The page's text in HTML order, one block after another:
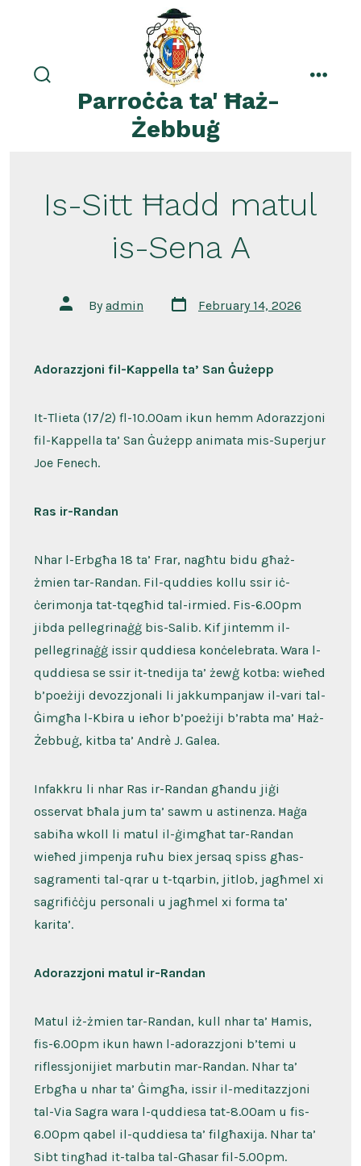
search
toggleParroċċa ta' Ħaż-
Żebbuġ
Is-Sitt Ħadd matul
is-Sena A
Post
author
Byadmin
Post
date
February 14, 2026
Adorazzjoni fil-Kappella ta’ San Ġużepp
It-Tlieta (17/2) fl-10.00am ikun hemm Adorazzjoni
fil-Kappella ta’ San Ġużepp animata mis-Superjur
Joe Fenech.
Ras ir-Randan
Nhar l-Erbgħa 18 ta’ Frar, nagħtu bidu għaż-
żmien tar-Randan. Fil-quddies kollu ssir iċ-
ċerimonja tat-tqegħid tal-irmied. Fis-6.00pm
jibda pellegrinaġġ bis-Salib. Kif jintemm il-
pellegrinaġġ issir quddiesa konċelebrata. Wara l-
quddiesa se ssir it-tnedija ta’ żewġ kotba: wieħed
b’poeżiji devozzjonali li jakkumpanjaw il-vari tal-
Ġimgħa l-Kbira u ieħor b’poeżiji b’rabta ma’ Ħaż-
Żebbuġ, kitba ta’ Andrè J. Galea.
Infakkru li nhar Ras ir-Randan għandu jiġi
osservat bħala jum ta’ sawm u astinenza. Ħaġa
sabiħa wkoll li matul il-ġimgħat tar-Randan
wieħed jimpenja ruħu biex jersaq spiss għas-
sagramenti tal-qrar u t-tqarbin, jitlob, jagħmel xi
sagrifiċċju personali u jagħmel xi forma ta’
karita’.
Adorazzjoni matul ir-Randan
Matul iż-żmien tar-Randan, kull nhar ta’ Ħamis,
fis-6.00pm ikun hawn l-adorazzjoni b’temi u
riflessjonijiet marbutin mar-Randan. Nhar ta’
Erbgħa u nhar ta’ Ġimgħa, issir il-meditazzjoni
tal-Via Sagra wara l-quddiesa tat-8.00am u fis-
6.00pm qabel il-quddiesa ta’ filgħaxija. Nhar ta’
Sibt tingħad it-talba tal-Għasar fil-5.00pm.